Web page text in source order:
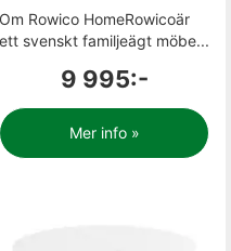
Om Rowico HomeRowicoär
ett svenskt familjeägt möbe...
9 995:-
Mer info »